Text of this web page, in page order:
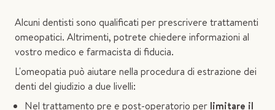
Alcuni dentisti sono qualificati per prescrivere trattamenti
omeopatici. Altrimenti, potrete chiedere informazioni al
vostro medico e farmacista di fiducia.
L'omeopatia può aiutare nella procedura di estrazione dei
denti del giudizio a due livelli:
Nel trattamento pre e post-operatorio per limitare il